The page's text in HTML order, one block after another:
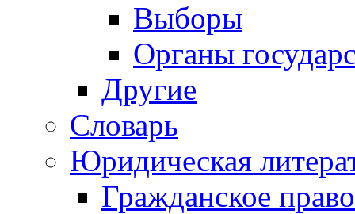
Выборы
Органы
Другие
Словарь
Юридическая
Гражданское право